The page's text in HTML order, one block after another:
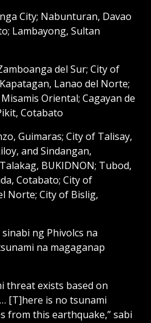
City; Nabunturan, Davao
Lambayong, Sultan
del Sur; City of
Lanao del Norte;
Oriental; Cagayan de
Cotabato
Guimaras; City of Talisay,
and Sindangan,
BUKIDNON; Tubod,
Cotabato; City of
Norte; City of Bislig,
ng Phivolcs na
na magaganap
threat exists based on
[T]here is no tsunami
from this earthquake,” sabi